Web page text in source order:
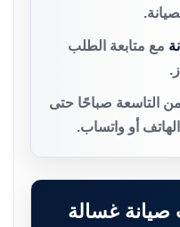
مع متابعة الطلب
من التاسعة صباحًا حتى
أو واتساب.
غسالة